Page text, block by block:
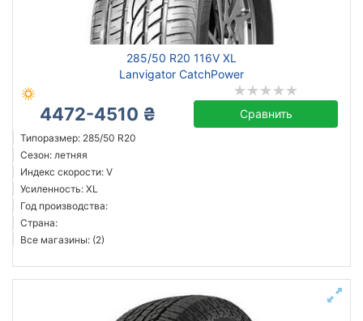
285/50 R20 116V XL
Lanvigator CatchPower
4472-4510 ₴ Сравнить
Типоразмер: 285/50 R20
Сезон: летняя
Индекс скорости: V
Усиленность: XL
Год производства:
Страна:
Все магазины: (2)